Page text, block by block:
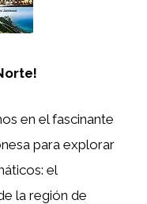
en el fascinante
para explorar
el
la región de